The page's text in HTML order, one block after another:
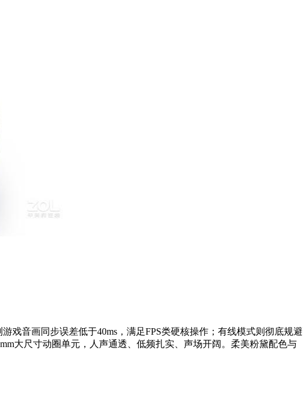
戏音画同步误差低于40ms，满足FPS类硬核操作；有线模式则彻底规避
大尺寸动圈单元，人声通透、低频扎实、声场开阔。柔美粉黛配色与